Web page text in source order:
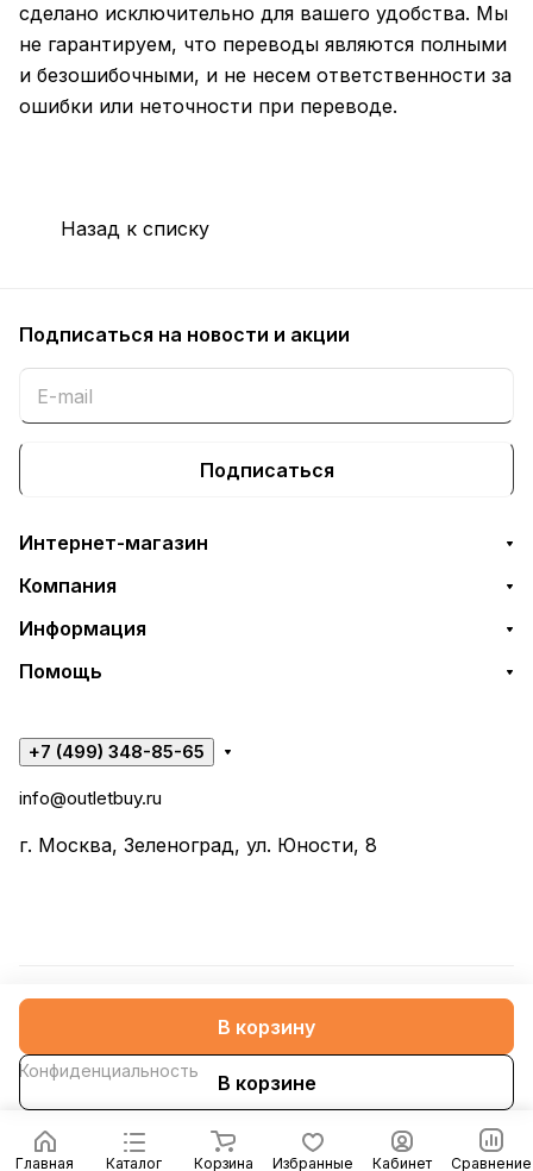
В корзину
В корзине
сделано исключительно для вашего удобства. Мы
не гарантируем, что переводы являются полными
и безошибочными, и не несем ответственности за
ошибки или неточности при переводе.
Назад к списку
Главная Каталог Корзина Избранные Кабинет Сравнение
Подписаться на новости и акции
Подписаться
Интернет-магазин
Компания
Информация
Помощь
+7 (499) 348-85-65
info@outletbuy.ru
г. Москва, Зеленоград, ул. Юности, 8
Конфиденциальность